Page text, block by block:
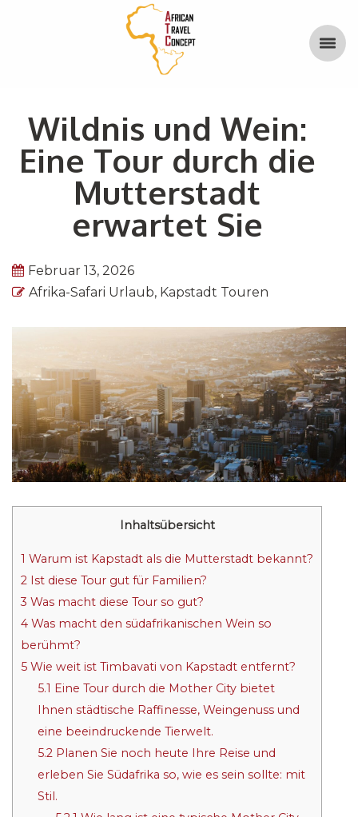
Wildnis und Wein:
Eine Tour durch die
Mutterstadt
erwartet Sie
Februar 13, 2026
Afrika-Safari Urlaub, Kapstadt Touren
Inhaltsübersicht
1 Warum ist Kapstadt als die Mutterstadt bekannt?
2 Ist diese Tour gut für Familien?
3 Was macht diese Tour so gut?
4 Was macht den südafrikanischen Wein so
berühmt?
5 Wie weit ist Timbavati von Kapstadt entfernt?
5.1 Eine Tour durch die Mother City bietet
Ihnen städtische Raffinesse, Weingenuss und
eine beeindruckende Tierwelt.
5.2 Planen Sie noch heute Ihre Reise und
erleben Sie Südafrika so, wie es sein sollte: mit
Stil.